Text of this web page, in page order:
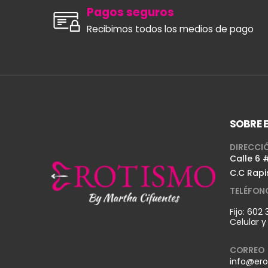
Pagos seguros
Recibimos todos los medios de pago
SOBRE
Calle 6
C.C
Fijo: 602
Celular
CORREO